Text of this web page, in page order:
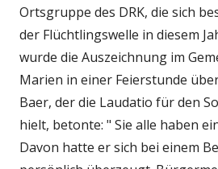
Ortsgruppe des DRK, die sich
der Flüchtlingswelle in diesem
wurde die Auszeichnung im
Marien in einer Feierstunde
Baer, der die Laudatio für den
hielt, betonte: " Sie alle haben
Davon hatte er sich bei einem